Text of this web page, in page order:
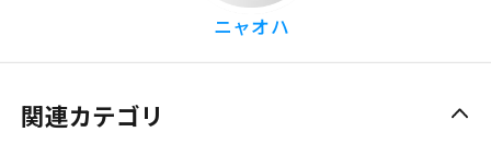
ニャオハ
関連カテゴリ